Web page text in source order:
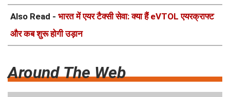
Also Read - भारत में एयर टैक्सी सेवा: क्या हैं eVTOL एयरक्राफ्ट
और कब शुरू होगी उड़ान
Around The Web